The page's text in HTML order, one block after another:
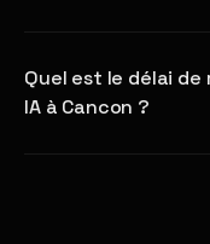
Quel est le délai
IA à Cancon ?